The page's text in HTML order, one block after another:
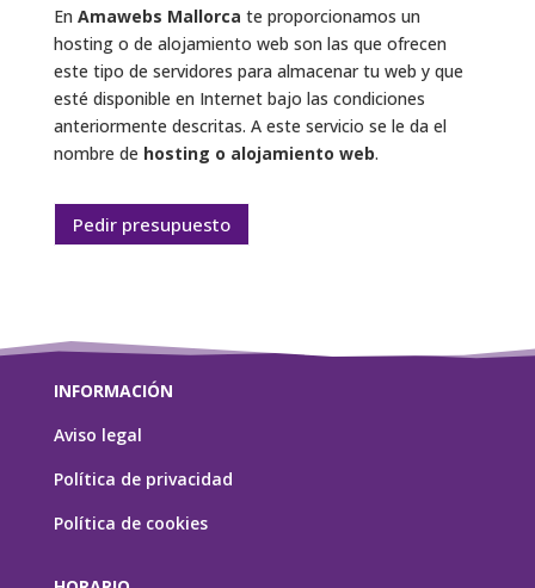
En Amawebs Mallorca te proporcionamos un
hosting o de alojamiento web son las que ofrecen
este tipo de servidores para almacenar tu web y que
esté disponible en Internet bajo las condiciones
anteriormente descritas. A este servicio se le da el
nombre de hosting o alojamiento web.
Pedir presupuesto
INFORMACIÓN
Aviso legal
Política de privacidad
Política de cookies